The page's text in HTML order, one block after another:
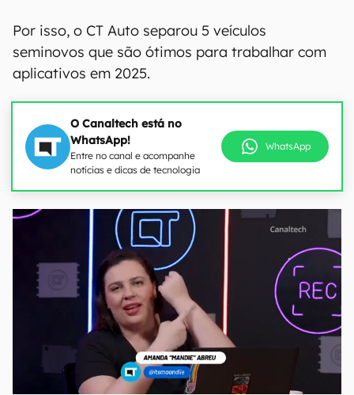
Por isso, o CT Auto separou 5 veículos
seminovos que são ótimos para trabalhar com
aplicativos em 2025.
O Canaltech está no
WhatsApp!
Entre no canal e acompanhe
notícias e dicas de tecnologia
WhatsApp